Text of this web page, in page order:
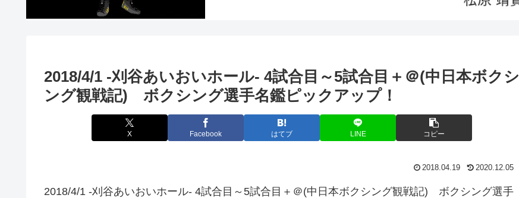
2018/4/1 -刈谷あいおいホール- 4試合目～5試合目＋＠(中日本ボクシ
ング観戦記) ボクシング選手名鑑ピックアップ！
X Facebook はてブ LINE コピー
2018.04.19 2020.12.05
2018/4/1 -刈谷あいおいホール- 4試合目～5試合目＋＠(中日本ボクシング観戦記) ボクシング選手